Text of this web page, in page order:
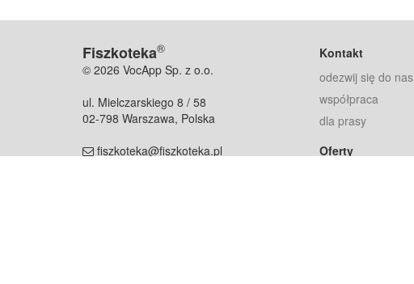
Fiszkoteka®
© 2026 VocApp Sp. z o.o.
ul. Mielczarskiego 8 / 58
02-798 Warszawa, Polska
fiszkoteka@fiszkoteka.pl
Kontakt
odezwij się do nas
współpraca
dla prasy
Oferty